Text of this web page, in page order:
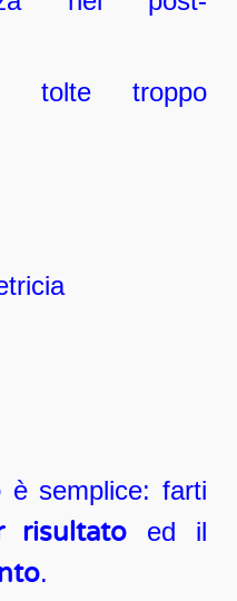
tolte troppo
è semplice: farti
risultato ed il
.